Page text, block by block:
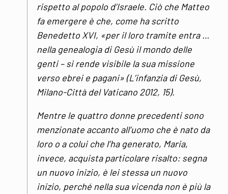
rispetto al popolo d’Israele. Ciò che Matteo
fa emergere è che, come ha scritto
Benedetto XVI, «per il loro tramite entra …
nella genealogia di Gesù il mondo delle
genti – si rende visibile la sua missione
verso ebrei e pagani» (L’infanzia di Gesù,
Milano-Città del Vaticano 2012, 15).
Mentre le quattro donne precedenti sono
menzionate accanto all’uomo che è nato da
loro o a colui che l’ha generato, Maria,
invece, acquista particolare risalto: segna
un nuovo inizio, è lei stessa un nuovo
inizio, perché nella sua vicenda non è più la